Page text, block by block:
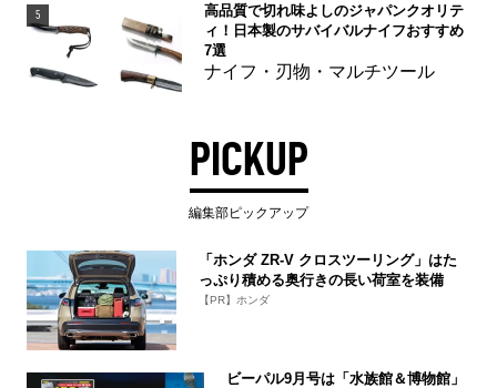
5
高品質で切れ味よしのジャパンクオリテ
ィ！日本製のサバイバルナイフおすすめ
7選
ナイフ・刃物・マルチツール
PICKUP
編集部ピックアップ
「ホンダ ZR-V クロスツーリング」はた
っぷり積める奥行きの長い荷室を装備
【PR】ホンダ
ビーパル9月号は「水族館＆博物館」